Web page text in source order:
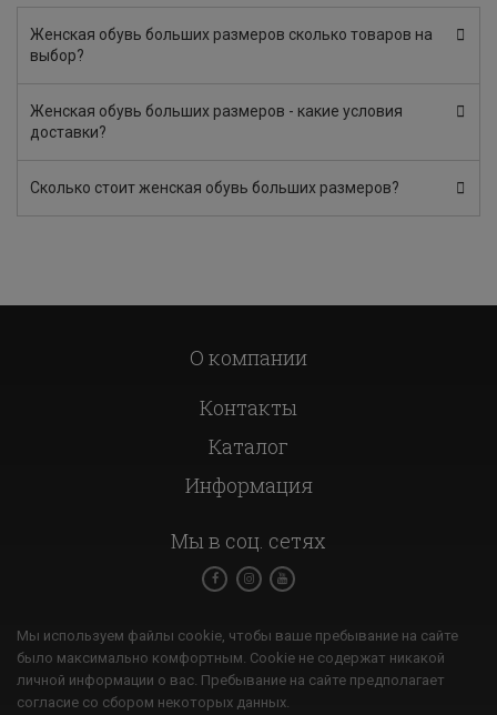
Женская обувь больших размеров сколько товаров на
выбор?
Женская обувь больших размеров - какие условия
доставки?
Сколько стоит женская обувь больших размеров?
О компании
Контакты
Каталог
Информация
Мы в соц. сетях
Мы используем файлы cookie, чтобы ваше пребывание на сайте
было максимально комфортным. Cookie не содержат никакой
личной информации о вас. Пребывание на сайте предполагает
согласие со сбором некоторых данных.